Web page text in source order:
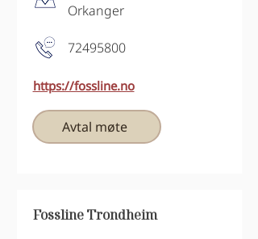
Orkanger
72495800
https://fossline.no
Avtal møte
Fossline Trondheim